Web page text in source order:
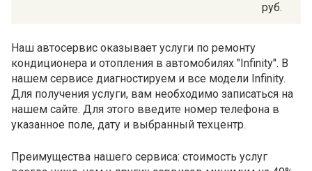
руб.
Наш автосервис оказывает услуги по ремонту
кондиционера и отопления в автомобилях "Infinity". В
нашем сервисе диагностируем и все модели Infinity.
Для получения услуги, вам необходимо записаться на
нашем сайте. Для этого введите номер телефона в
указанное поле, дату и выбранный техцентр.
Преимущества нашего сервиса: стоимость услуг